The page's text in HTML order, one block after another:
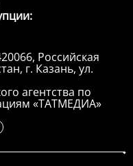
Российская
г. Казань, ул.
агентства по
«ТАТМЕДИА»